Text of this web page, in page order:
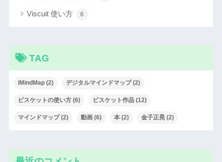
Viscuit 使い方 6
TAG
iMindMap(2) デジタルマインドマップ(2)
ビスケットの使い方(6) ビスケット作品(12)
マインドマップ(2) 動画(6) 本(2) 金子正晃(2)